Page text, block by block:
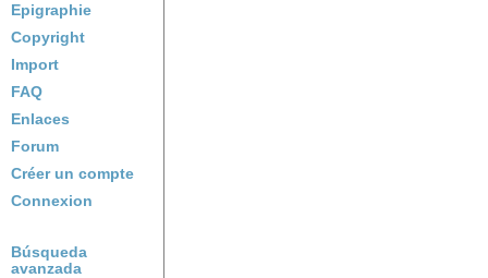
Epigraphie
Copyright
Import
FAQ
Enlaces
Forum
Créer un compte
Connexion
Búsqueda
avanzada